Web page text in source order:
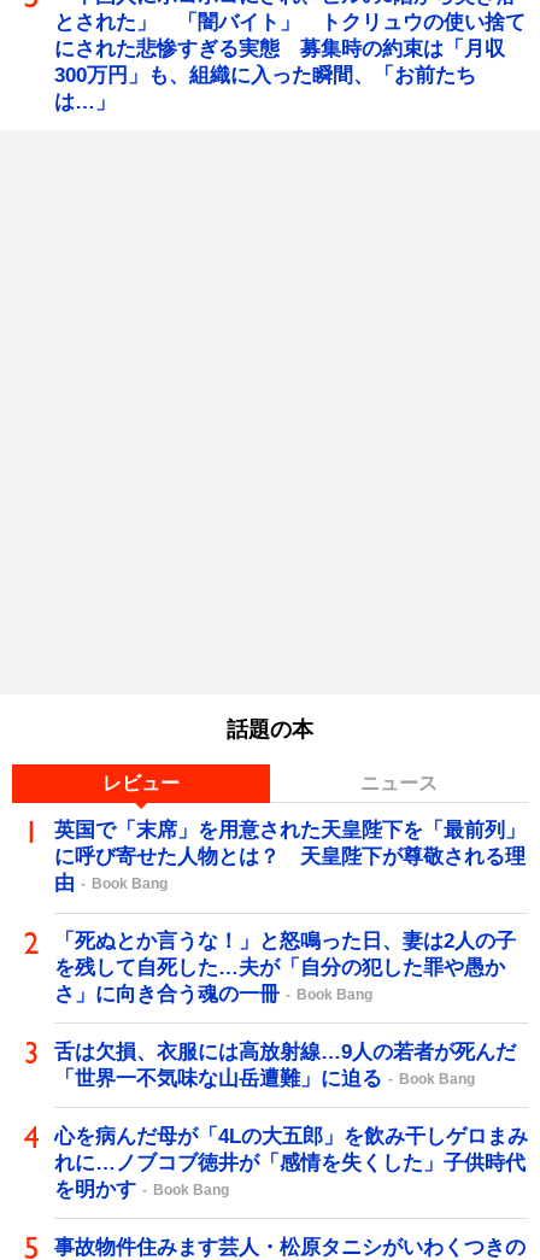
とされた」 「闇バイト」 トクリュウの使い捨て
にされた悲惨すぎる実態 募集時の約束は「月収
300万円」も、組織に入った瞬間、「お前たち
は…」
話題の本
レビュー ニュース
英国で「末席」を用意された天皇陛下を「最前列」
に呼び寄せた人物とは？ 天皇陛下が尊敬される理
由
Book Bang
「死ぬとか言うな！」と怒鳴った日、妻は2人の子
を残して自死した…夫が「自分の犯した罪や愚か
さ」に向き合う魂の一冊
Book Bang
舌は欠損、衣服には高放射線…9人の若者が死んだ
「世界一不気味な山岳遭難」に迫る
Book Bang
心を病んだ母が「4Lの大五郎」を飲み干しゲロまみ
れに…ノブコブ徳井が「感情を失くした」子供時代
を明かす
Book Bang
事故物件住みます芸人・松原タニシがいわくつきの